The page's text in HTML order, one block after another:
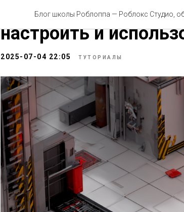
Блог школы Роблоппа — Роблокс Студио,
Предметы в
настроить и
2025-07-04 22:05 ТУТОРИАЛЫ